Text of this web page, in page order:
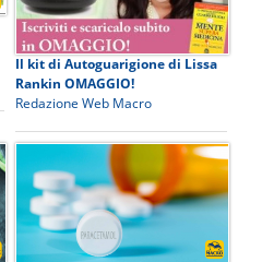
Il kit di Autoguarigione di Lissa
Rankin OMAGGIO!
Redazione Web Macro